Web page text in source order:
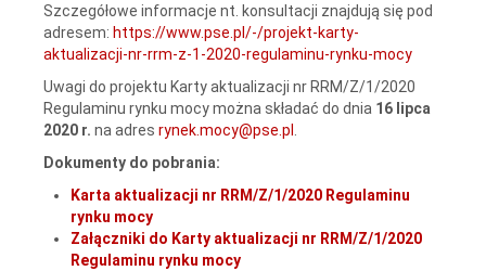
Szczegółowe informacje nt. konsultacji znajdują się pod
adresem: https://www.pse.pl/-/projekt-karty-
aktualizacji-nr-rrm-z-1-2020-regulaminu-rynku-mocy
Uwagi do projektu Karty aktualizacji nr RRM/Z/1/2020
Regulaminu rynku mocy można składać do dnia 16 lipca
2020 r. na adres rynek.mocy@pse.pl
Dokumenty do pobrania:
Karta aktualizacji nr RRM/Z/1/2020 Regulaminu
rynku mocy
Załączniki do Karty aktualizacji nr RRM/Z/1/2020
Regulaminu rynku mocy